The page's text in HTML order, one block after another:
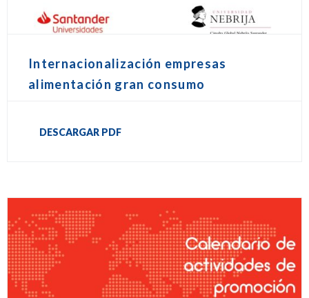
Internacionalización empresas
alimentación gran consumo
DESCARGAR PDF